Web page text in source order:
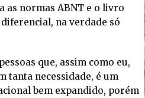
as normas ABNT e o livro
na verdade só
que, assim como eu,
tanta necessidade, é um
bem expandido, porém